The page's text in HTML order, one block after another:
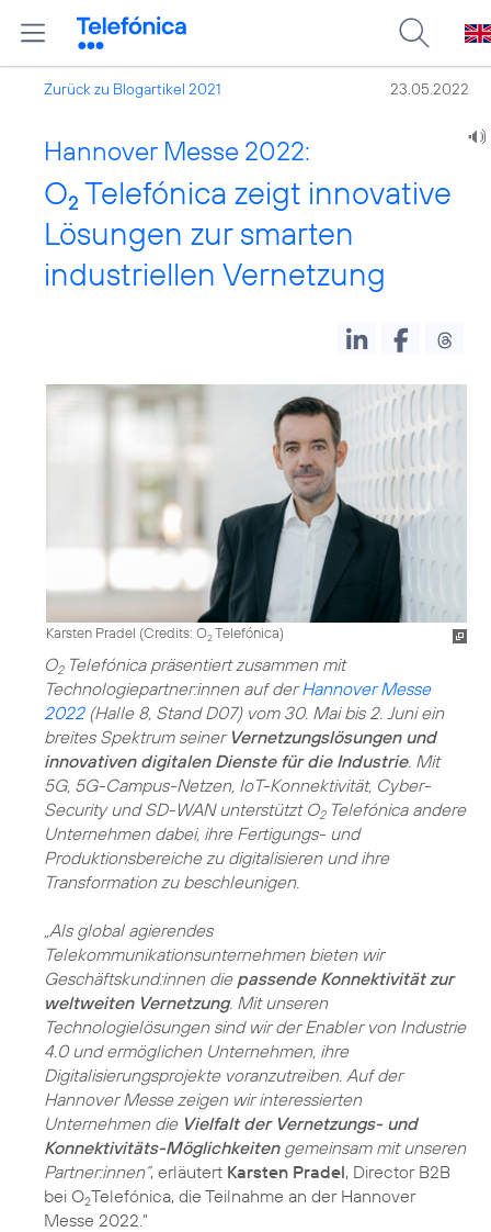
Zurück zu Blogartikel 2021 23.05.2022
Hannover Messe 2022:
O2 Telefónica zeigt innovative
Lösungen zur smarten
industriellen Vernetzung
Karsten Pradel (Credits: O2Telefónica)
O2Telefónica präsentiert zusammen mit
Technologiepartner:innen auf derHannover Messe
2022(Halle 8, Stand D07) vom 30. Mai bis 2. Juni ein
breites Spektrum seiner Vernetzungslösungen und
innovativen digitalen Dienste für die Industrie. Mit
5G, 5G-Campus-Netzen, IoT-Konnektivität, Cyber-
Security und SD-WAN unterstützt O2Telefónica andere
Unternehmen dabei, ihre Fertigungs- und
Produktionsbereiche zu digitalisieren und ihre
Transformation zu beschleunigen.
„Als global agierendes
Telekommunikationsunternehmen bieten wir
Geschäftskund:innen die passende Konnektivität zur
weltweiten Vernetzung. Mit unseren
Technologielösungen sind wir der Enabler von Industrie
4.0 und ermöglichen Unternehmen, ihre
Digitalisierungsprojekte voranzutreiben. Auf der
Hannover Messe zeigen wir interessierten
Unternehmen die Vielfalt der Vernetzungs- und
Konnektivitäts-Möglichkeitengemeinsam mit unseren
Partner:innen“, erläutert Karsten Pradel, Director B2B
bei O2Telefónica, die Teilnahme an der Hannover
Messe 2022.”